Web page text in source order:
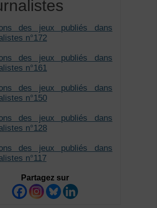
des jeux publiés dans
n°172
des jeux publiés dans
n°161
des jeux publiés dans
n°150
des jeux publiés dans
n°128
des jeux publiés dans
n°117
Partagez sur